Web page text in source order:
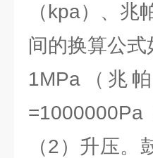
（kpa）、
间的换算公式
1MPa（兆
=1000000Pa
（2）升压